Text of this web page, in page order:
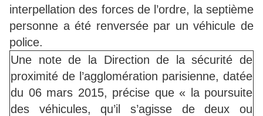
interpellation des forces de l’ordre, la septième
personne a été renversée par un véhicule de
police.
Une note de la Direction de la sécurité de
proximité de l’agglomération parisienne, datée
du 06 mars 2015, précise que « la poursuite
des véhicules, qu’il s’agisse de deux ou